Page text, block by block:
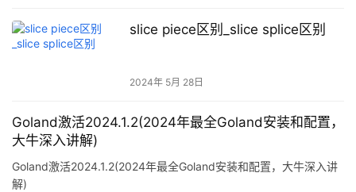
slice piece区别_slice splice区别
2024年 5月 28日
Goland激活2024.1.2(2024年最全Goland安装和配置，
大牛深入讲解)
Goland激活2024.1.2(2024年最全Goland安装和配置，大牛深入讲
解)